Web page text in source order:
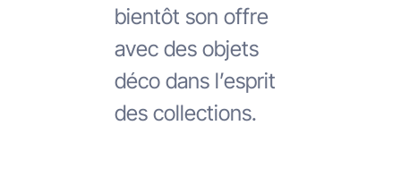
bientôt son offre
avec des objets
déco dans l’esprit
des collections.